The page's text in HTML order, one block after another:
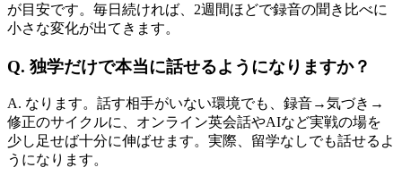
が目安です。毎日続ければ、2週間ほどで録音の聞き比べに
小さな変化が出てきます。
Q. 独学だけで本当に話せるようになりますか？
A. なります。話す相手がいない環境でも、録音→気づき→
修正のサイクルに、オンライン英会話やAIなど実戦の場を
少し足せば十分に伸ばせます。実際、留学なしでも話せるよ
うになります。